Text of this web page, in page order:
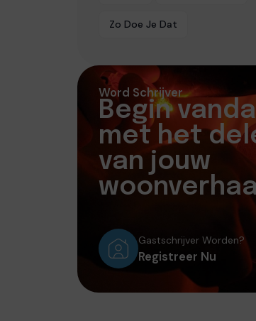
Zo Doe Je Dat
Word Schrijver
Begin
met het
van jouw
Gastschrijver Worden?
Registreer Nu